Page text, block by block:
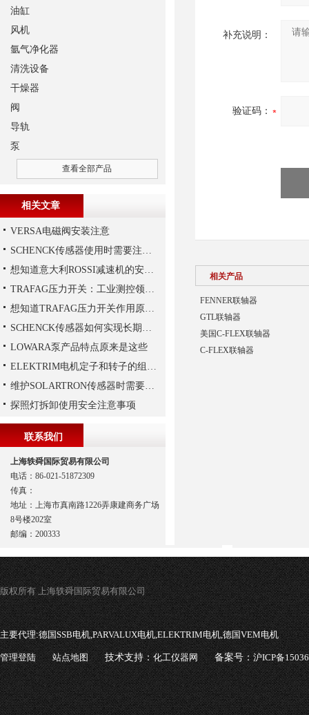
补充说明：
验证码：
相关产品
FENNER联轴器
GTL联轴器
美国C-FLEX联轴器
C-FLEX联轴器
油缸
风机
氩气净化器
清洗设备
干燥器
阀
导轨
泵
查看全部产品
相关文章
VERSA电磁阀安装注意
SCHENCK传感器使用时需要注意这些
想知道意大利ROSSI减速机的安装技巧，那就看这里
TRAFAG压力开关：工业测控领域的精密之选
想知道TRAFAG压力开关作用原理，那就看本文
SCHENCK传感器如何实现长期稳定性？
LOWARA泵产品特点原来是这些
ELEKTRIM电机定子和转子的组成结构如下
维护SOLARTRON传感器时需要注意以下技巧
探照灯拆卸使用安全注意事项
联系我们
上海轶舜国际贸易有限公司
电话：86-021-51872309
传真：
地址：上海市真南路1226弄康建商务广场
8号楼202室
邮编：200333
版权所有 上海轶舜国际贸易有限公司
主要代理:德国SSB电机,PARVALUX电机,ELEKTRIM电机,德国VEM电机
管理登陆 站点地图 技术支持：化工仪器网 备案号：沪ICP备